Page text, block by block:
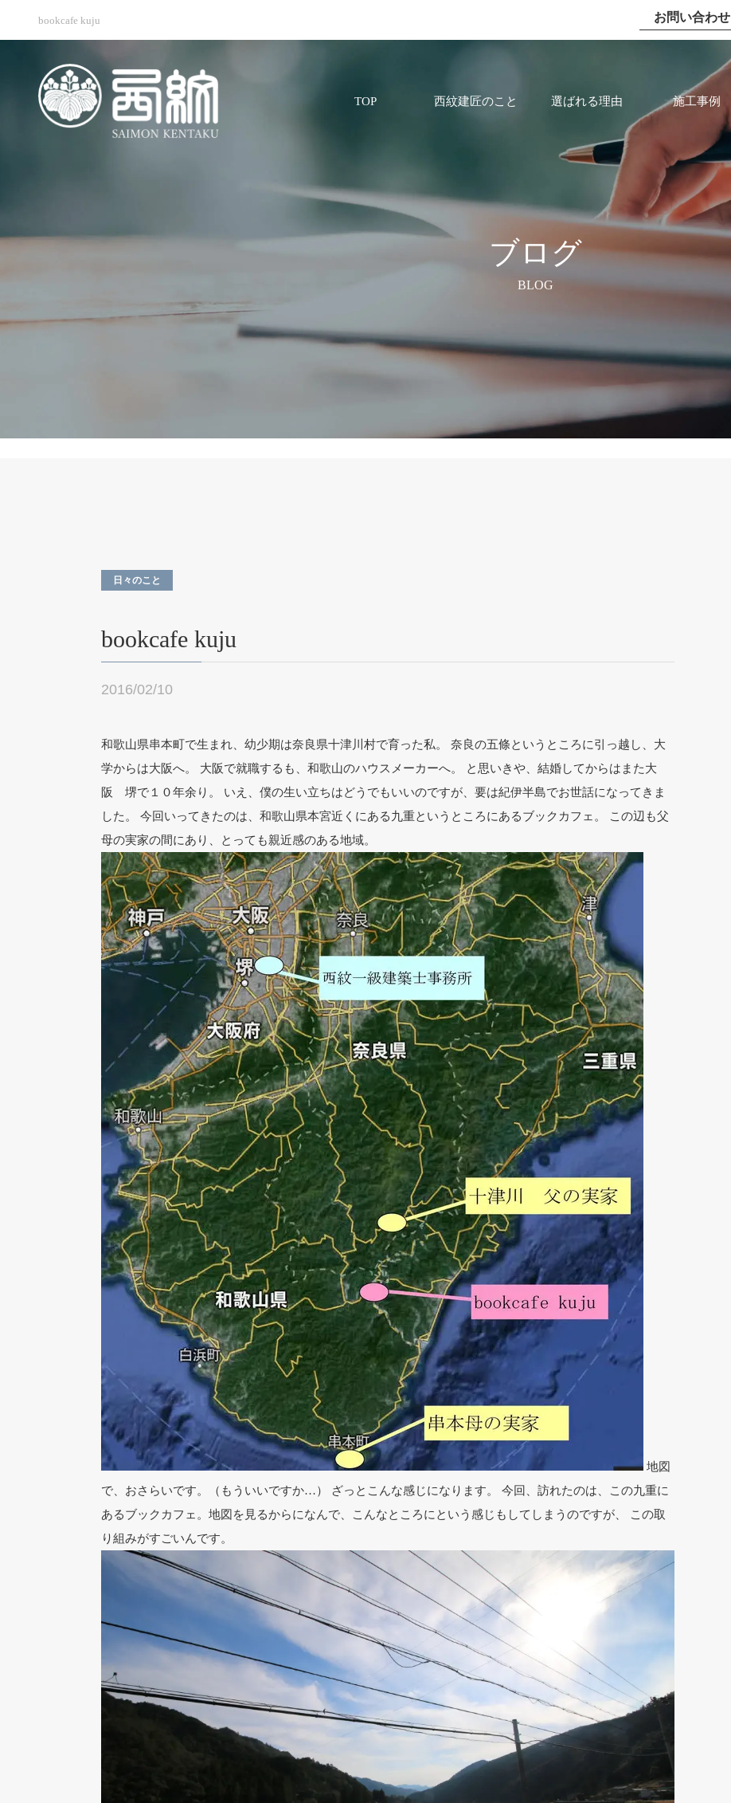
bookcafe kuju お問い合わせ
TOP 西紋建匠のこと 選ばれる理由 施工事例
ブログ
BLOG
日々のこと
bookcafe kuju
2016/02/10
和歌山県串本町で生まれ、幼少期は奈良県十津川村で育った私。 奈良の五條というところに引っ越し、大
学からは大阪へ。 大阪で就職するも、和歌山のハウスメーカーへ。 と思いきや、結婚してからはまた大
阪 堺で１０年余り。 いえ、僕の生い立ちはどうでもいいのですが、要は紀伊半島でお世話になってきま
した。 今回いってきたのは、和歌山県本宮近くにある九重というところにあるブックカフェ。 この辺も父
母の実家の間にあり、とっても親近感のある地域。
地図
で、おさらいです。（もういいですか…） ざっとこんな感じになります。 今回、訪れたのは、この九重に
あるブックカフェ。地図を見るからになんで、こんなところにという感じもしてしまうのですが、 この取
り組みがすごいんです。